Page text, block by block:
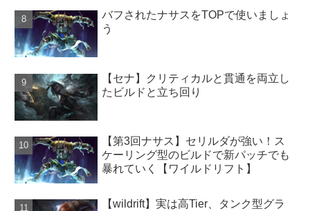
バフされたナサスをTOPで使いましょ
う
【セナ】クリティカルと貫通を両立し
たビルドと立ち回り
【第3回ナサス】セリルダが強い！ス
ケーリング型のビルドで新パッチでも
暴れていく【ワイルドリフト】
【wildrift】実は高Tier、タンク型グラ